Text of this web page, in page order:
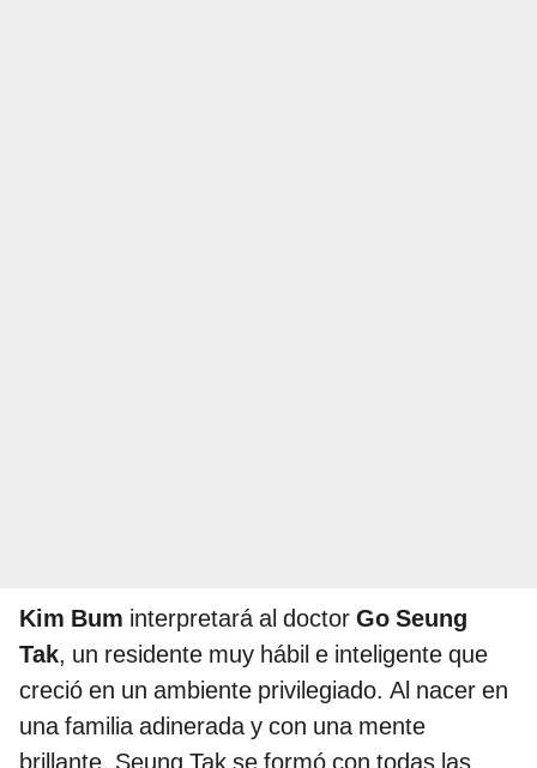
Kim Bum interpretará al doctor Go Seung
Tak, un residente muy hábil e inteligente que
creció en un ambiente privilegiado. Al nacer en
una familia adinerada y con una mente